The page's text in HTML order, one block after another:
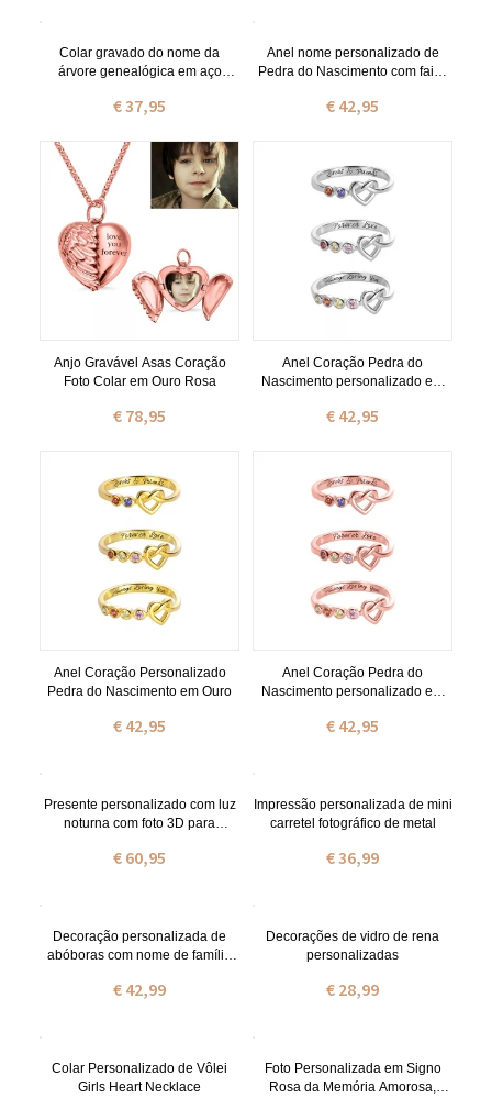
Colar gravado do nome da
árvore genealógica em aço
€ 37,95
Anel nome personalizado de
Pedra do Nascimento com faixa
€ 42,95
Anjo Gravável Asas Coração
Foto Colar em Ouro Rosa
€ 78,95
Anel Coração Pedra do
Nascimento personalizado em
€ 42,95
Anel Coração Personalizado
Pedra do Nascimento em Ouro
€ 42,95
Anel Coração Pedra do
Nascimento personalizado em
€ 42,95
Presente personalizado com luz
noturna com foto 3D para
namorado, dia das mães,
€ 60,95
Impressão personalizada de mini
carretel fotográfico de metal
€ 36,99
Decoração personalizada de
abóboras com nome de família
Graças
€ 42,99
Decorações de vidro de rena
personalizadas
€ 28,99
Colar Personalizado de Vôlei
Girls Heart Necklace
Foto Personalizada em Signo
Rosa da Memória Amorosa,